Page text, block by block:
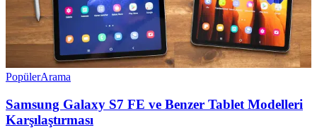
PopülerArama
Samsung Galaxy S7 FE ve Benzer Tablet Modelleri
Karşılaştırması